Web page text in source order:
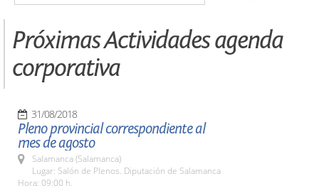
Próximas Actividades agenda
corporativa
31/08/2018
Pleno provincial correspondiente al
mes de agosto
Salamanca (Salamanca)
Lugar: Salón de Plenos. Diputación de Salamanca
Hora: 09:00 h.